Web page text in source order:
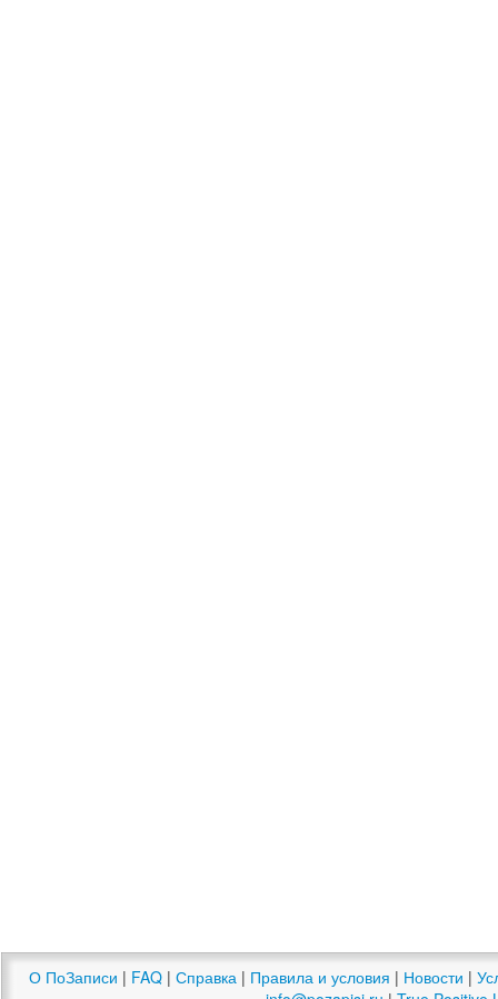
О ПоЗаписи | FAQ | Справка | Правила и условия | Новости |